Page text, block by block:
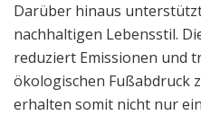
Darüber hinaus unterstützt
nachhaltigen Lebensstil.
reduziert Emissionen und
ökologischen Fußabdruck
erhalten somit nicht nur